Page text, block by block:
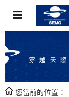
您當前的位置 ：